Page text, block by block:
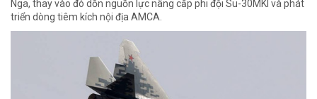
Nga, thay vào đó dồn nguồn lực nâng cấp phi đội Su-30MKI và phát
triển dòng tiêm kích nội địa AMCA.